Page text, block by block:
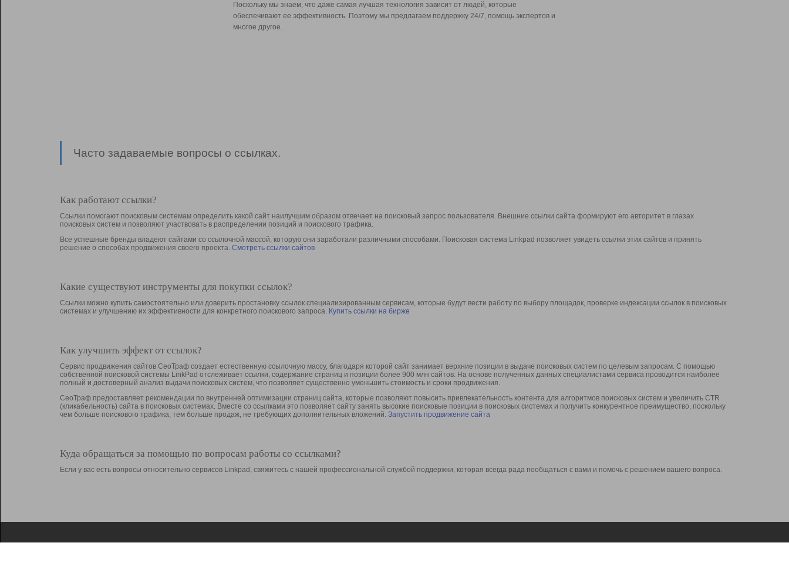
Поскольку мы знаем, что даже самая лучшая технология зависит от людей, которые
обеспечивают ее эффективность. Поэтому мы предлагаем поддержку 24/7, помощь экспертов и
многое другое.
Часто задаваемые вопросы о ссылках.
Как работают ссылки?
Ссылки помогают поисковым системам определить какой сайт наилучшим образом отвечает на поисковый запрос пользователя. Внешние ссылки сайта формируют его авторитет в глазах
поисковых систем и позволяют участвовать в раcпределении позиций и поискового трафика.
Все успешные бренды владеют сайтами со ссылочной массой, которую они заработали различными способами. Поисковая система Linkpad позволяет увидеть ссылки этих сайтов и принять
решение о способах продвижения своего проекта. Смотреть ссылки сайтов
Какие существуют инструменты для покупки ссылок?
Ссылки можно купить самостоятельно или доверить простановку ссылок специализированным сервисам, которые будут вести работу по выбору площадок, проверке индексации ссылок в поисковых
системах и улучшению их эффективности для конкретного поискового запроса. Купить ссылки на бирже
Как улучшить эффект от ссылок?
Сервис продвижения сайтов СеоТраф создает естественную ссылочную массу, благодаря которой сайт занимает верхние позиции в выдаче поисковых систем по целевым запросам. С помощью
собственной поисковой системы LinkPad отслеживает ссылки, содержание страниц и позиции более 900 млн сайтов. На основе полученных данных специалистами сервиса проводится наиболее
полный и достоверный анализ выдачи поисковых систем, что позволяет существенно уменьшить стоимость и сроки продвижения.
СеоТраф предоставляет рекомендации по внутренней оптимизации страниц сайта, которые позволяют повысить привлекательность контента для алгоритмов поисковых систем и увеличить CTR
(кликабельность) сайта в поисковых системах. Вместе со ссылками это позволяет сайту занять высокие поисковые позиции в поисковых системах и получить конкурентное преимущество, поскольку
чем больше поискового трафика, тем больше продаж, не требующих дополнительных вложений. Запустить продвижение сайта
Куда обращаться за помощью по вопросам работы со ссылками?
Если у вас есть вопросы относительно сервисов Linkpad, свяжитесь с нашей профессиональной службой поддержки, которая всегда рада пообщаться с вами и помочь с решением вашего вопроса.